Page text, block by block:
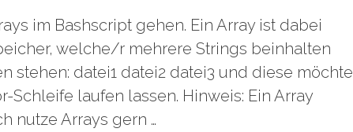
im Bashscript gehen. Ein Array ist dabei
welche/r mehrere Strings beinhalten
stehen: datei1 datei2 datei3 und diese möchte
Schleife laufen lassen. Hinweis: Ein Array
nutze Arrays gern …